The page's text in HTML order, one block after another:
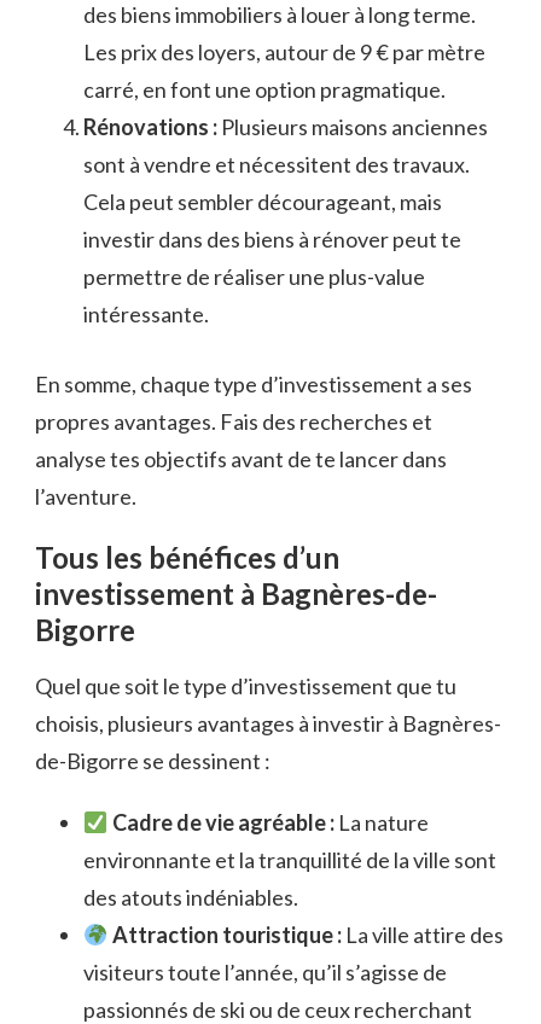
des biens immobiliers à louer à long terme.
Les prix des loyers, autour de 9 € par mètre
carré, en font une option pragmatique.
Rénovations : Plusieurs maisons anciennes
sont à vendre et nécessitent des travaux.
Cela peut sembler décourageant, mais
investir dans des biens à rénover peut te
permettre de réaliser une plus-value
intéressante.
En somme, chaque type d’investissement a ses
propres avantages. Fais des recherches et
analyse tes objectifs avant de te lancer dans
l’aventure.
Tous les bénéfices d’un
investissement à Bagnères-de-
Bigorre
Quel que soit le type d’investissement que tu
choisis, plusieurs avantages à investir à Bagnères-
de-Bigorre se dessinent :
Cadre de vie agréable :La nature
environnante et la tranquillité de la ville sont
des atouts indéniables.
Attraction touristique :La ville attire des
visiteurs toute l’année, qu’il s’agisse de
passionnés de ski ou de ceux recherchant